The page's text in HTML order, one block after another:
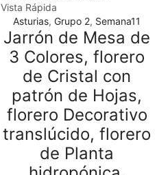
Vista Rápida
Asturias, Grupo 2, Semana11
Jarrón de Mesa de
3 Colores, florero
de Cristal con
patrón de Hojas,
florero Decorativo
translúcido, florero
de Planta